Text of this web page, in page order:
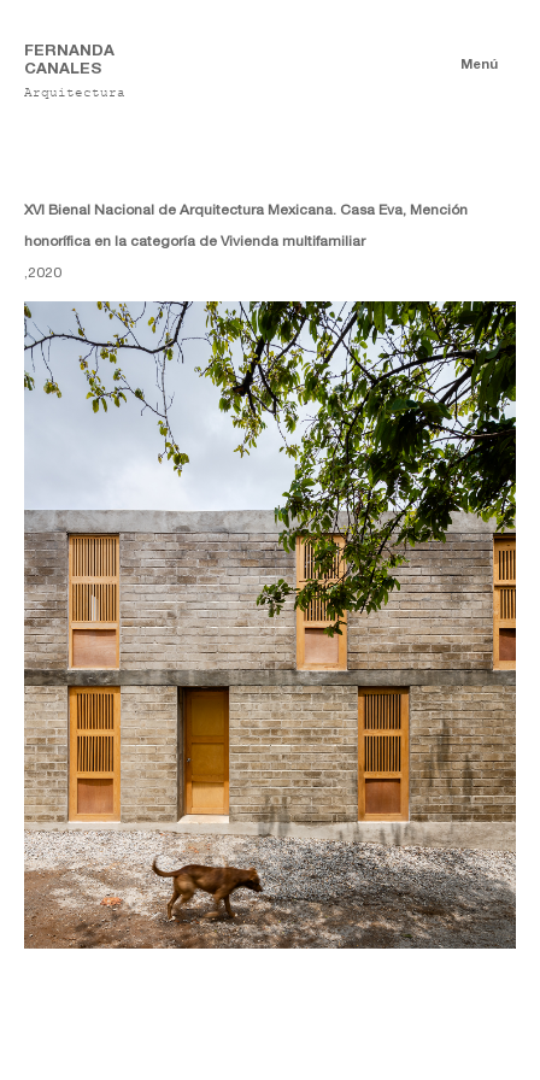
FERNANDA
CANALES
Arquitectura
Menú
XVI Bienal Nacional de Arquitectura Mexicana. Casa Eva, Mención
honorífica en la categoría de Vivienda multifamiliar
,2020